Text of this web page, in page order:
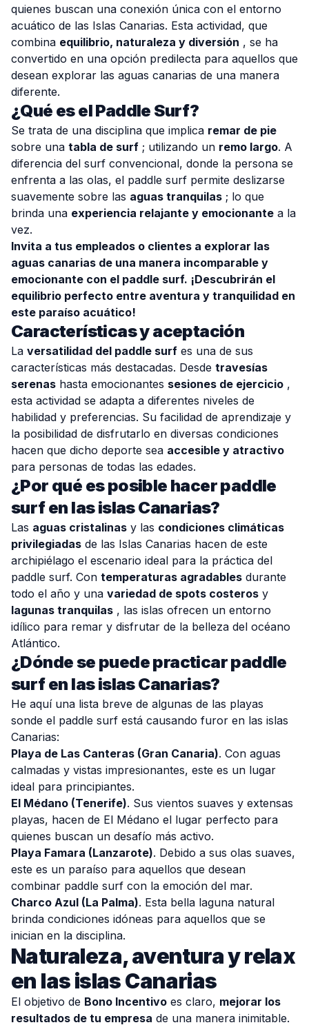
quienes buscan una conexión única con el entorno
acuático de las Islas Canarias. Esta actividad, que
combina equilibrio, naturaleza y diversión , se ha
convertido en una opción predilecta para aquellos que
desean explorar las aguas canarias de una manera
diferente.
¿Qué es el Paddle Surf?
Se trata de una disciplina que implica remar de pie
sobre una tabla de surf ; utilizando un remo largo. A
diferencia del surf convencional, donde la persona se
enfrenta a las olas, el paddle surf permite deslizarse
suavemente sobre las aguas tranquilas ; lo que
brinda una experiencia relajante y emocionante a la
vez.
Invita a tus empleados o clientes a explorar las
aguas canarias de una manera incomparable y
emocionante con el paddle surf. ¡Descubrirán el
equilibrio perfecto entre aventura y tranquilidad en
este paraíso acuático!
Características y aceptación
La versatilidad del paddle surf es una de sus
características más destacadas. Desde travesías
serenas hasta emocionantes sesiones de ejercicio ,
esta actividad se adapta a diferentes niveles de
habilidad y preferencias. Su facilidad de aprendizaje y
la posibilidad de disfrutarlo en diversas condiciones
hacen que dicho deporte sea accesible y atractivo
para personas de todas las edades.
¿Por qué es posible hacer paddle
surf en las islas Canarias?
Las aguas cristalinas y las condiciones climáticas
privilegiadas de las Islas Canarias hacen de este
archipiélago el escenario ideal para la práctica del
paddle surf. Con temperaturas agradables durante
todo el año y una variedad de spots costeros y
lagunas tranquilas , las islas ofrecen un entorno
idílico para remar y disfrutar de la belleza del océano
Atlántico.
¿Dónde se puede practicar paddle
surf en las islas Canarias?
He aquí una lista breve de algunas de las playas
sonde el paddle surf está causando furor en las islas
Canarias:
Playa de Las Canteras (Gran Canaria). Con aguas
calmadas y vistas impresionantes, este es un lugar
ideal para principiantes.
El Médano (Tenerife). Sus vientos suaves y extensas
playas, hacen de El Médano el lugar perfecto para
quienes buscan un desafío más activo.
Playa Famara (Lanzarote). Debido a sus olas suaves,
este es un paraíso para aquellos que desean
combinar paddle surf con la emoción del mar.
Charco Azul (La Palma). Esta bella laguna natural
brinda condiciones idóneas para aquellos que se
inician en la disciplina.
Naturaleza, aventura y relax
en las islas Canarias
El objetivo de Bono Incentivo es claro, mejorar los
resultados de tu empresa de una manera inimitable.